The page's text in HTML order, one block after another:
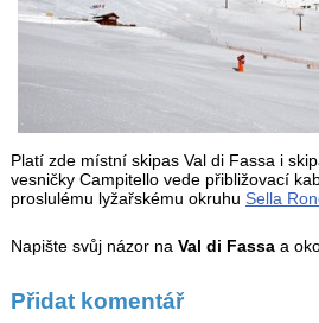
Platí zde místní skipas Val di Fassa i
vesničky Campitello vede přibližovací
proslulému lyžařskému okruhu Sella
Napište svůj názor na Val di Fassaa
Přidat komentář